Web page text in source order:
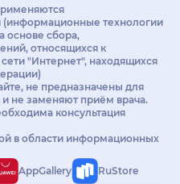
(информационные технологии
основе сбора,
относящихся к
"Интернет", находящихся
не предназначены для
и не заменяют приём врача.
консультация
в области информационных
AppGallery RuStore